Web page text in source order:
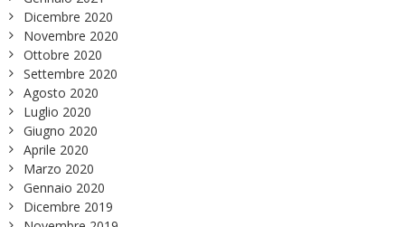
Dicembre 2020
Novembre 2020
Ottobre 2020
Settembre 2020
Agosto 2020
Luglio 2020
Giugno 2020
Aprile 2020
Marzo 2020
Gennaio 2020
Dicembre 2019